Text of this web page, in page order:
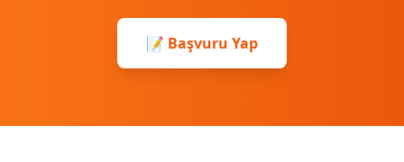
📝 Başvuru Yap